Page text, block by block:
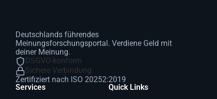
Deutschlands führendes
Meinungsforschungsportal. Verdiene Geld mit
deiner Meinung.
DSGVO-konform
Sichere Verbindung
Zertifiziert nach ISO 20252:2019
Services
Quick Links